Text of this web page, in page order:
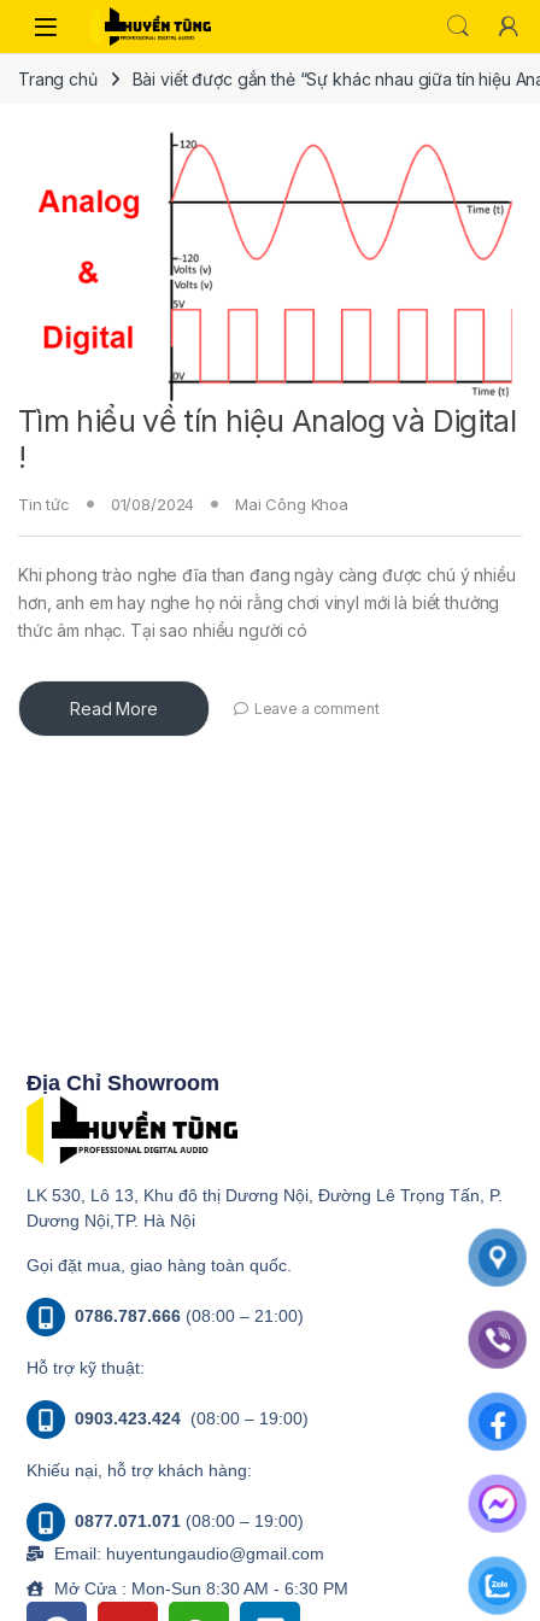
Trang chủ Bài viết được gắn thẻ “Sự khác nhau giữa tín hiệu
Tìm hiểu về tín hiệu Analog và Digital
!
Tin tức 01/08/2024 Mai Công Khoa
Khi phong trào nghe đĩa than đang ngày càng được chú ý nhiều
hơn, anh em hay nghe họ nói rằng chơi vinyl mới là biết thưởng
thức âm nhạc. Tại sao nhiều người có
Read More Leave a comment
Địa Chỉ Showroom
LK 530, Lô 13, Khu đô thị Dương Nội, Đường Lê Trọng Tấn, P.
Dương Nội,TP. Hà Nội
Gọi đặt mua, giao hàng toàn quốc.
0786.787.666 (08:00 – 21:00)
Hỗ trợ kỹ thuật:
0903.423.424 (08:00 – 19:00)
Khiếu nại, hỗ trợ khách hàng:
0877.071.071 (08:00 – 19:00)
Email: huyentungaudio@gmail.com
Mở Cửa : Mon-Sun 8:30 AM - 6:30 PM